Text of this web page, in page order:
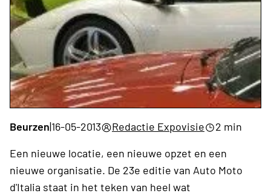
Beurzen|16-05-2013 Redactie Expovisie
2 min
Een nieuwe locatie, een nieuwe opzet en een
nieuwe organisatie. De 23e editie van Auto Moto
d'Italia staat in het teken van heel wat